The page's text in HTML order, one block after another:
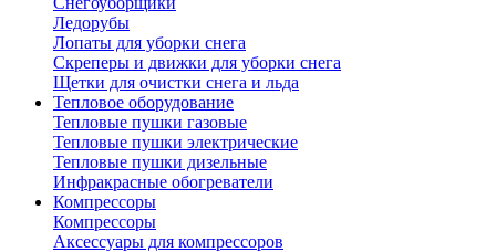
Ледорубы
Лопаты для уборки снега
Скреперы и движки для уборки снега
Щетки для очистки снега и льда
Тепловое оборудование
Тепловые пушки газовые
Тепловые пушки электрические
Тепловые пушки дизельные
Инфракрасные обогреватели
Компрессоры
Компрессоры
Аксессуары для компрессоров